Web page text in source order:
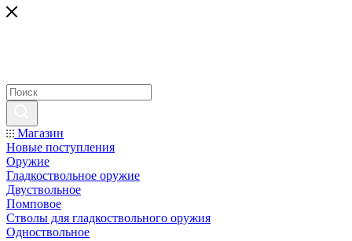
Магазин
Новые поступления
Оружие
Гладкоствольное оружие
Двуствольное
Помповое
Стволы для гладкоствольного оружия
Одноствольное